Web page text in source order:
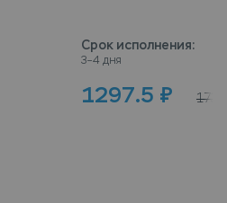
Срок исполнения:
3–4 дня
1297.5 ₽ 1730